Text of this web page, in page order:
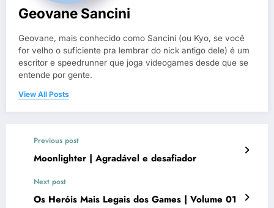
Geovane Sancini
Geovane, mais conhecido como Sancini (ou Kyo, se você
for velho o suficiente pra lembrar do nick antigo dele) é um
escritor e speedrunner que joga videogames desde que se
entende por gente.
View All Posts
Previous post
Moonlighter | Agradável e desafiador
Next post
Os Heróis Mais Legais dos Games | Volume 01